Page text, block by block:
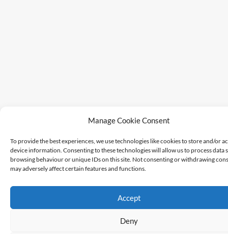
Manage Cookie Consent
To provide the best experiences, we use technologies like cookies to store and/or
device information. Consenting to these technologies will allow us to process data
browsing behaviour or unique IDs on this site. Not consenting or withdrawing
may adversely affect certain features and functions.
Accept
Deny